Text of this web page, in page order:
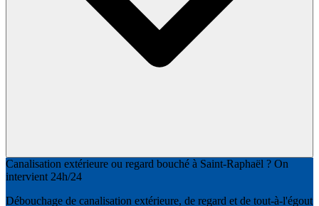
Canalisation extérieure ou regard bouché à Saint-Raphaël ? On
intervient 24h/24
Débouchage de canalisation extérieure, de regard et de tout-à-l'égout